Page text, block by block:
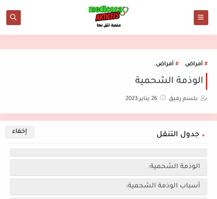
أمراض أمراض.
الوذمة الشحمية
بلسم رفيق 26 يناير 2023
جدول التنقل
الوذمة الشحمية:
أسباب الوذمة الشحمية: